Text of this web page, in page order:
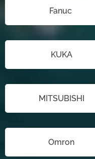
Fanuc
KUKA
MITSUBISHI
Omron